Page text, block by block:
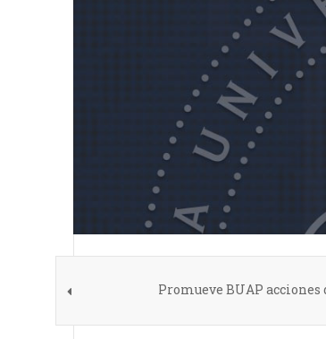
Promueve BUAP